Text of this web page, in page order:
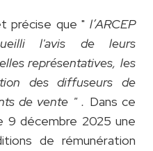
précise que " l’ARCEP
l'avis de leurs
représentatives, les
des diffuseurs de
de vente " . Dans ce
9 décembre 2025 une
de rémunération